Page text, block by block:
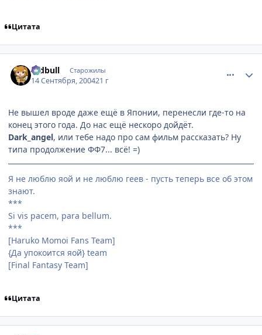
Цитата
redbull Старожилы
14 Сентября, 200421 г
Не вышел вроде даже ещё в Японии, перенесли где-то на
конец этого года. До нас ещё нескоро дойдёт.
Dark_angel, или тебе надо про сам фильм рассказать? Ну
типа продолжение ФФ7... всё! =)
Я не люблю яой и не люблю геев - пусть теперь все об этом
знают.
***
Si vis pacem, para bellum.
***
[Haruko Momoi Fans Team]
{Да упокоится яой} team
[Final Fantasy Team]
Цитата